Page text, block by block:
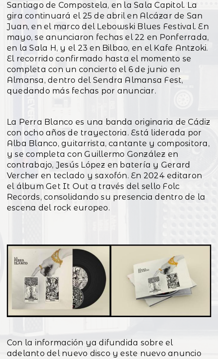
Santiago de Compostela, en la Sala Capitol. La
gira continuará el 25 de abril en Alcázar de San
Juan, en el marco del Lebowski Blues Festival. En
mayo, se anunciaron fechas el 22 en Ponferrada,
en la Sala H, y el 23 en Bilbao, en el Kafe Antzoki.
El recorrido confirmado hasta el momento se
completa con un concierto el 6 de junio en
Almansa, dentro del Sendra Almansa Fest,
quedando más fechas por anunciar.
La Perra Blanco es una banda originaria de Cádiz
con ocho años de trayectoria. Está liderada por
Alba Blanco, guitarrista, cantante y compositora,
y se completa con Guillermo González en
contrabajo, Jesús López en batería y Gerard
Vercher en teclado y saxofón. En 2024 editaron
el álbum Get It Out a través del sello Folc
Records, consolidando su presencia dentro de la
escena del rock europeo.
Con la información ya difundida sobre el
adelanto del nuevo disco y este nuevo anuncio